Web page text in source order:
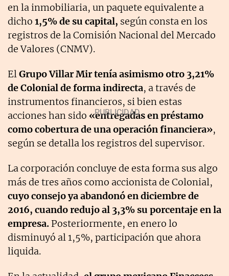
en la inmobiliaria, un paquete equivalente a
dicho 1,5% de su capital, según consta en los
registros de la Comisión Nacional del Mercado
de Valores (CNMV).
El Grupo Villar Mir tenía asimismo otro 3,21%
de Colonial de forma indirecta, a través de
instrumentos financieros, si bien estas
acciones han sido «entregadas en préstamo
como cobertura de una operación financiera»,
según se detalla los registros del supervisor.
La corporación concluye de esta forma sus algo
más de tres años como accionista de Colonial,
cuyo consejo ya abandonó en diciembre de
2016, cuando redujo al 3,3% su porcentaje en la
empresa. Posteriormente, en enero lo
disminuyó al 1,5%, participación que ahora
liquida.